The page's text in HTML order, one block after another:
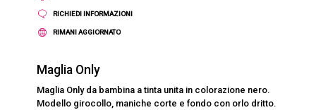
RICHIEDI INFORMAZIONI
RIMANI AGGIORNATO
Maglia Only
Maglia Only da bambina a tinta unita in colorazione nero.
Modello girocollo, maniche corte e fondo con orlo dritto.